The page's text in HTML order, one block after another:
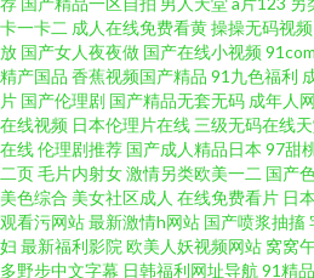
高潮视频 91视频网新网站 日韩一级棒
产精品自拍在线 91sese网 久久这里只 91
PORNY95 91国厂视频 久久天堂久久97 91
欧洲www视频 91九色熟女老版 五月天深爱
卡一卡二 成人在线免费看黄操操无码视频
放 国产女人夜夜做 国产在线小视频91com
精产国品 香蕉视频国产精品 91九色福利
片 国产伦理剧 国产精品无套无码 成年人
在线视频 日本伦理片在线 三级无码在线
在线伦理剧推荐 国产成人精品日本 97甜
二页毛片内射女激情另类欧美一二 国产
美色综合 美女社区成人 在线免费看片 日
观看污网站最新激情h网站 国产喷浆抽搐
妇 最新福利影院 欧美人妖视频网站 窝窝
多野步中文字幕 日韩福利网址导航 91精